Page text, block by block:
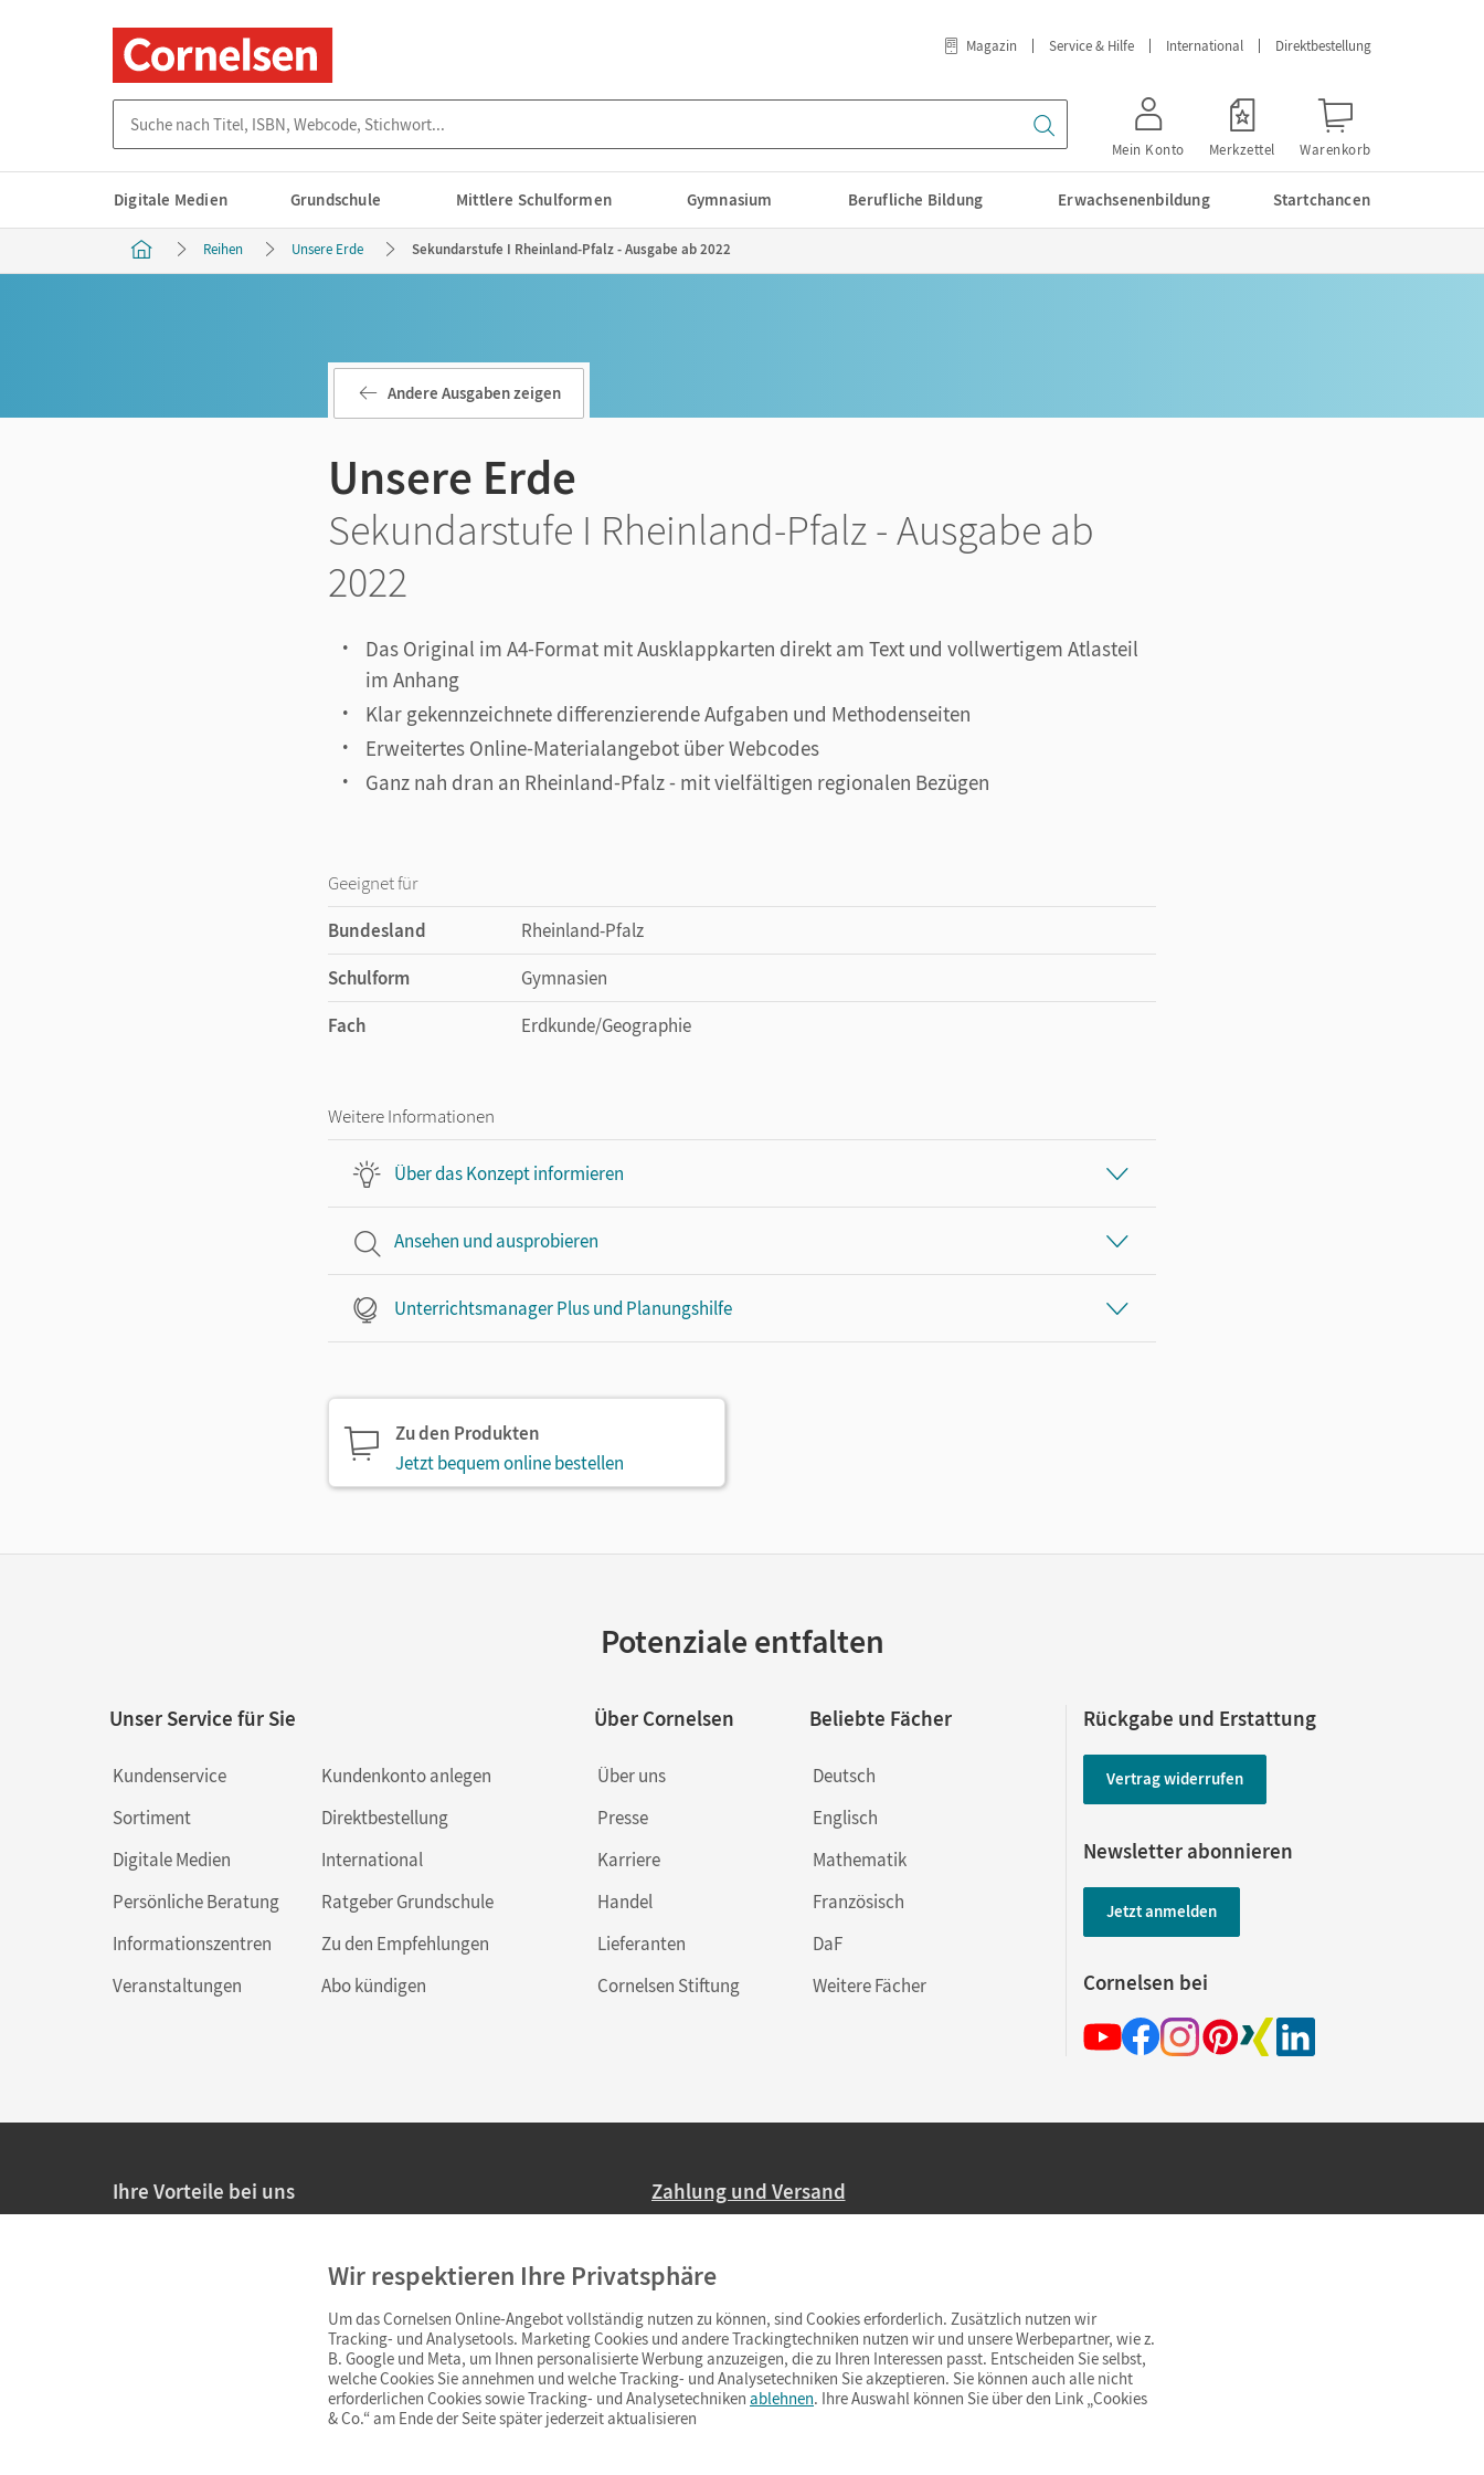
Magazin Service & Hilfe International Direktbestellung
Mein Konto Merkzettel Warenkorb
Digitale Medien Grundschule Mittlere Schulformen Gymnasium Berufliche Bildung Erwachsenenbildung Startchancen
Reihen Unsere Erde Sekundarstufe I Rheinland-Pfalz - Ausgabe ab 2022
Andere Ausgaben zeigen
Unsere Erde
Sekundarstufe I Rheinland-Pfalz - Ausgabe ab
2022
Das Original im A4-Format mit Ausklappkarten direkt am Text und vollwertigem Atlasteil
im Anhang
Klar gekennzeichnete differenzierende Aufgaben und Methodenseiten
Erweitertes Online-Materialangebot über Webcodes
Ganz nah dran an Rheinland-Pfalz - mit vielfältigen regionalen Bezügen
Geeignet für
Bundesland
Rheinland-Pfalz
Schulform
Gymnasien
Fach
Erdkunde/Geographie
Weitere Informationen
Über das Konzept informieren
Ansehen und ausprobieren
Unterrichtsmanager Plus und Planungshilfe
Zu den Produkten
Jetzt bequem online bestellen
Potenziale entfalten
Unser Service für Sie
Kundenservice
Sortiment
Digitale Medien
Persönliche Beratung
Informationszentren
Veranstaltungen
Kundenkonto anlegen
Direktbestellung
International
Ratgeber Grundschule
Zu den Empfehlungen
Abo kündigen
Über Cornelsen
Über uns
Presse
Karriere
Handel
Lieferanten
Cornelsen Stiftung
Beliebte Fächer
Deutsch
Englisch
Mathematik
Französisch
DaF
Weitere Fächer
Rückgabe und Erstattung
Vertrag widerrufen
Newsletter abonnieren
Jetzt anmelden
Cornelsen bei
Ihre Vorteile bei uns
Persönliche Angebote für Lehrkräfte
Sicheres Einkaufen mit SSL-Verschlüsselung
Widerrufsfristvon 4 Wochen
Schnelle und einfache Retourenabwicklung
Zahlung und Versand
Ab 59,– EUR Bestellwert liefern wir versandkostenfrei innerhalb Deutschlands
(Lieferung in 3–6 Tagen).
Wir respektieren Ihre Privatsphäre
Um das Cornelsen Online-Angebot vollständig nutzen zu können, sind Cookies erforderlich. Zusätzlich nutzen wir
Tracking- und Analysetools. Marketing Cookies und andere Trackingtechniken nutzen wir und unsere Werbepartner, wie z.
B. Google und Meta, um Ihnen personalisierte Werbung anzuzeigen, die zu Ihren Interessen passt. Entscheiden Sie selbst,
welche Cookies Sie annehmen und welche Tracking- und Analysetechniken Sie akzeptieren. Sie können auch alle nicht
erforderlichen Cookies sowie Tracking- und Analysetechniken ablehnen. Ihre Auswahl können Sie über den Link „Cookies
& Co.“ am Ende der Seite später jederzeit aktualisieren